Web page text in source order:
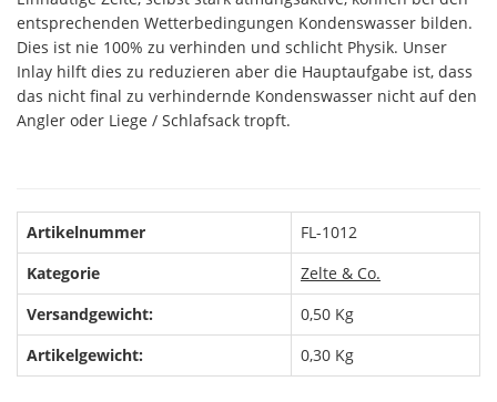
entsprechenden Wetterbedingungen Kondenswasser bilden.
Dies ist nie 100% zu verhinden und schlicht Physik. Unser
Inlay hilft dies zu reduzieren aber die Hauptaufgabe ist, dass
das nicht final zu verhindernde Kondenswasser nicht auf den
Angler oder Liege / Schlafsack tropft.
Artikelnummer
FL-1012
Kategorie
Zelte & Co.
Versandgewicht:
0,50 Kg
Artikelgewicht:
0,30 Kg